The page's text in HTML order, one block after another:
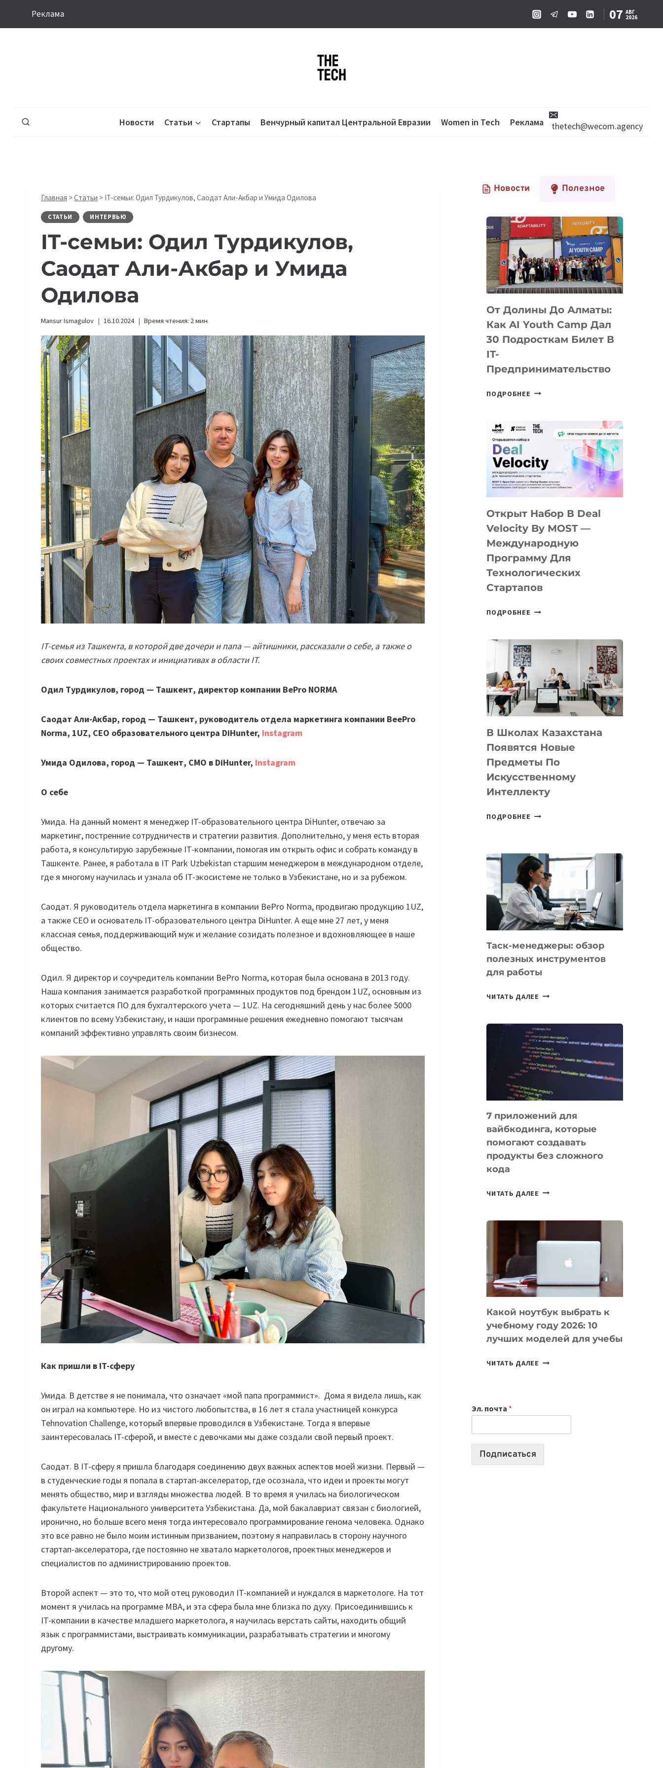
Реклама 07 АВГ
2026
Новости Статьи Стартапы Венчурный капитал Центральной Евразии Women in Tech Реклама thetech@wecom.agency
Главная >Статьи > IT-семьи: Одил Турдикулов, Саодат Али-Акбар и Умида Одилова
СТАТЬИ ИНТЕРВЬЮ
IT-семьи: Одил Турдикулов,
Саодат Али-Акбар и Умида
Одилова
Mansur Ismagulov 16.10.2024 Время чтения: 2мин
IT-семья из Ташкента, в которой две дочери и папа — айтишники, рассказали о себе, а также о
своих совместных проектах и инициативах в области IT.
Одил Турдикулов, город — Ташкент, директор компании BePro NORMA
Саодат Али-Акбар, город — Ташкент, руководитель отдела маркетинга компании BeePro
Norma, 1UZ, CEO образовательного центра DiHunter, Instagram
Умида Одилова, город — Ташкент, CMO в DiHunter, Instagram
О себе
Умида. На данный момент я менеджер IT-образовательного центра DiHunter, отвечаю за
маркетинг, постренние сотрудничеств и стратегии развития. Дополнительно, у меня есть вторая
работа, я консультирую зарубежные IT-компании, помогая им открыть офис и собрать команду в
Ташкенте. Ранее, я работала в IT Park Uzbekistan старшим менеджером в международном отделе,
где я многому научилась и узнала об IT-экосистеме не только в Узбекистане, но и за рубежом.
Саодат. Я руководитель отдела маркетинга в компании BePro Norma, продвигаю продукцию 1UZ,
а также CEO и основатель IT-образовательного центра DiHunter. А еще мне 27 лет, у меня
классная семья, поддерживающий муж и желание созидать полезное и вдохновляющее в наше
общество.
Одил. Я директор и соучредитель компании BePro Norma, которая была основана в 2013 году.
Наша компания занимается разработкой программных продуктов под брендом 1UZ, основным из
которых считается ПО для бухгалтерского учета — 1UZ. На сегодняшний день у нас более 5000
клиентов по всему Узбекистану, и наши программные решения ежедневно помогают тысячам
компаний эффективно управлять своим бизнесом.
Как пришли в IT-сферу
Умида. В детстве я не понимала, что означает «мой папа программист». Дома я видела лишь, как
он играл на компьютере. Но из чистого любопытства, в 16 лет я стала участницей конкурса
Tehnovation Challenge, который впервые проводился в Узбекистане. Тогда я впервые
заинтересовалась IT-сферой, и вместе с девочками мы даже создали свой первый проект.
Саодат. В IT-сферу я пришла благодаря соединению двух важных аспектов моей жизни. Первый —
в студенческие годы я попала в стартап-акселератор, где осознала, что идеи и проекты могут
менять общество, мир и взгляды множества людей. В то время я училась на биологическом
факультете Национального университета Узбекистана. Да, мой бакалавриат связан с биологией,
иронично, но больше всего меня тогда интересовало программирование генома человека. Однако
это все равно не было моим истинным призванием, поэтому я направилась в сторону научного
стартап-акселератора, где постоянно не хватало маркетологов, проектных менеджеров и
специалистов по администрированию проектов.
Второй аспект — это то, что мой отец руководил IT-компанией и нуждался в маркетологе. На тот
момент я училась на программе MBA, и эта сфера была мне близка по духу. Присоединившись к
IT-компании в качестве младшего маркетолога, я научилась верстать сайты, находить общий
язык с программистами, выстраивать коммуникации, разрабатывать стратегии и многому
другому.
Новости Полезное
От Долины До Алматы:
Как AI Youth Camp Дал
30 Подросткам Билет В
IT-
Предпринимательство
ПОДРОБНЕЕ ОТ
АЛМАТЫ:
YOUTH
CAMP
ДАЛ
ПОДРОСТКАМ
БИЛЕТ
IT-
ПРЕДПРИНИМАТЕЛЬСТВО
Открыт Набор В Deal
Velocity By MOST —
Международную
Программу Для
Технологических
Стартапов
ПОДРОБНЕЕ ОТКРЫТ
DEAL
VELOCITY
MOST
—
МЕЖДУНАРОДНУЮ
ДЛЯ
ТЕХНОЛОГИЧЕСКИХ
СТАРТАПОВ
В Школах Казахстана
Появятся Новые
Предметы По
Искусственному
Интеллекту
ПОДРОБНЕЕ
НОВЫЕ
ПРЕДМЕТЫ
ПО
ИСКУССТВЕННОМУ
ИНТЕЛЛЕКТУ
Таск-менеджеры: обзор
полезных инструментов
для работы
ЧИТАТЬ ДАЛЕЕ ТАСК-
ПОЛЕЗНЫХ
ИНСТРУМЕНТОВ
ДЛЯ
РАБОТЫ
7 приложений для
вайбкодинга, которые
помогают создавать
продукты без сложного
кода
ЧИТАТЬ ДАЛЕЕ
КОТОРЫЕ
СОЗДАВАТЬ
БЕЗ
КОДА
Какой ноутбук выбрать к
учебному году 2026: 10
лучших моделей для учебы
ЧИТАТЬ ДАЛЕЕ КАКОЙ
2026:
10
Эл. почта *
Подписаться